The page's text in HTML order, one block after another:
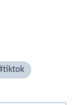
tiktok